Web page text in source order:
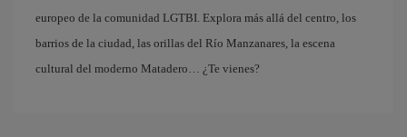
europeo de la comunidad LGTBI. Explora más allá del centro, los
barrios de la ciudad, las orillas del Río Manzanares, la escena
cultural del moderno Matadero… ¿Te vienes?